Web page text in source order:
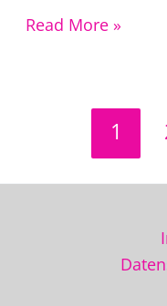
Rosenkohl
Read More »
1